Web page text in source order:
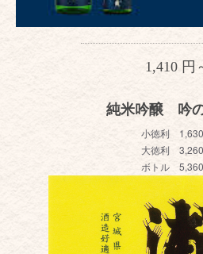
1,410 円
純米吟醸 吟
小徳利
大徳利
ボトル 5,360